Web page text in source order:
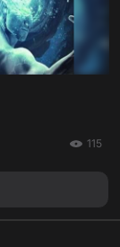
115